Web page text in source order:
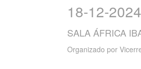
18-12-
SALA ÁFRICA
Organizado por